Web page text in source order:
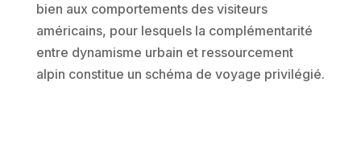
bien aux comportements des visiteurs
américains, pour lesquels la complémentarité
entre dynamisme urbain et ressourcement
alpin constitue un schéma de voyage privilégié.